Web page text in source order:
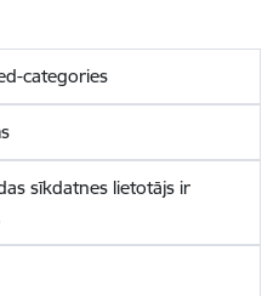
categories
sīkdatnes lietotājs ir